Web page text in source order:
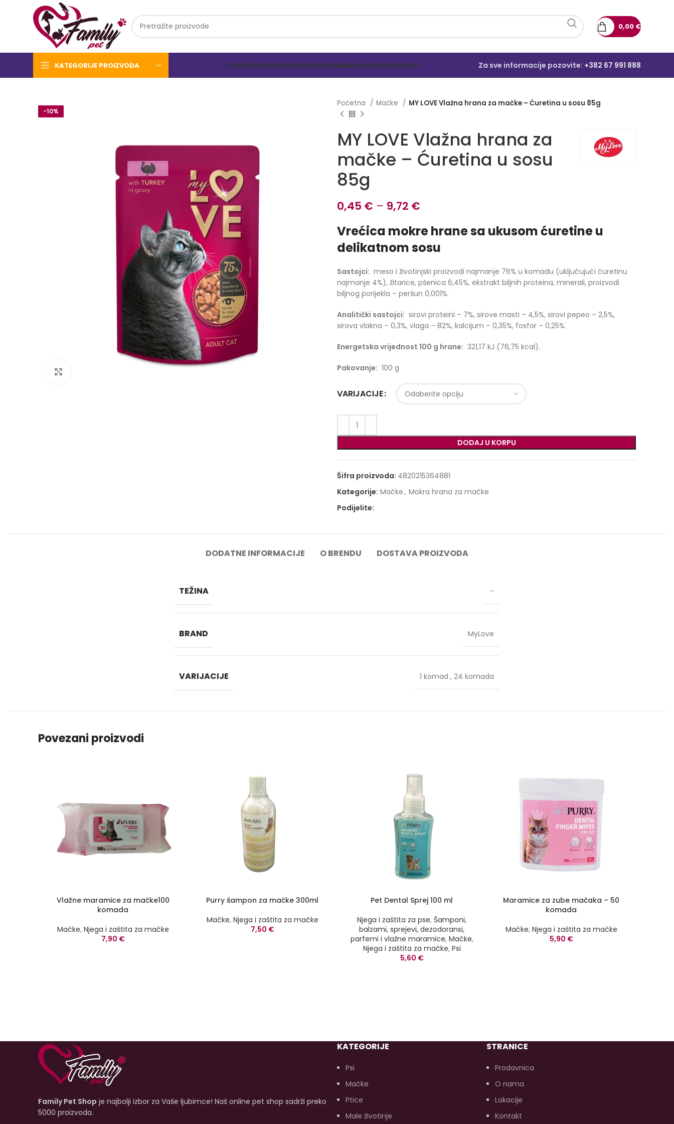
0,00 €
KATEGORIJE PROIZVODA POČETNAPRODAVNICABLOGO NAMALOKACIJEKONTAKT Za sve informacije pozovite: +382 67 991 888
-10%
Početna Mačke MY LOVE Vlažna hrana za mačke – Ćuretina u sosu 85g
MY LOVE Vlažna hrana za
mačke – Ćuretina u sosu
85g
0,45 € – 9,72 €
Vrećica mokre hrane sa ukusom ćuretine u
delikatnom sosu
Sastojci: meso i životinjski proizvodi najmanje 76% u komadu (uključujući ćuretinu
najmanje 4%), žitarice, pšenica 6,45%, ekstrakt biljnih proteina, minerali, proizvodi
biljnog porijekla – peršun 0,001%.
Analitički sastojci: sirovi proteini – 7%, sirove masti – 4,5%, sirovi pepeo – 2,5%,
sirova vlakna – 0,3%, vlaga – 82%, kalcijum – 0,35%, fosfor – 0,25%.
Energetska vrijednost 100 g hrane: 321,17 kJ (76,75 kcal).
Pakovanje: 100 g
VARIJACIJE
DODAJ U KORPU
Šifra proizvoda: 4820215364881
Kategorije: Mačke, Mokra hrana za mačke
Podijelite:
DODATNE INFORMACIJE O BRENDU DOSTAVA PROIZVODA
TEŽINA -
BRAND MyLove
VARIJACIJE 1 komad , 24 komada
Povezani proizvodi
Vlažne maramice za mačke100
komada
Mačke, Njega i zaštita za mačke
7,90 €
Purry šampon za mačke 300ml
Mačke, Njega i zaštita za mačke
7,50 €
Pet Dental Sprej 100 ml
Njega i zaštita za pse, Šamponi,
balzami, sprejevi, dezodoransi,
parfemi i vlažne maramice, Mačke,
Njega i zaštita za mačke, Psi
5,60 €
Maramice za zube mačaka – 50
komada
Mačke, Njega i zaštita za mačke
5,90 €
Family Pet Shop je najbolji izbor za Vaše ljubimce! Naš online pet shop sadrži preko
5000 proizvoda.
KATEGORIJE
Psi
Mačke
Ptice
Male životinje
STRANICE
Prodavnica
O nama
Lokacije
Kontakt